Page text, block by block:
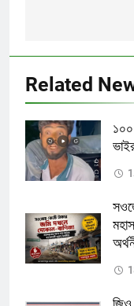
Related
১০০